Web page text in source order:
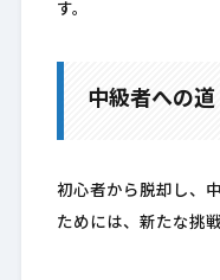
す。
中級者への
初心者から脱却し、
ためには、新たな挑